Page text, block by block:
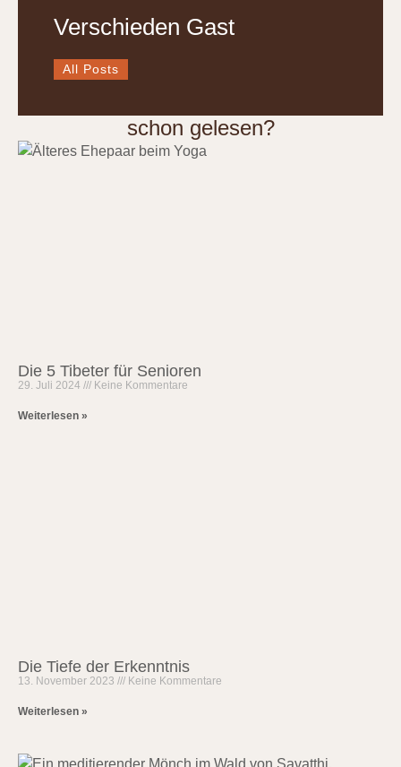
Verschieden Gast
All Posts
schon gelesen?
Die 5 Tibeter für Senioren
29. Juli 2024 Keine Kommentare
Weiterlesen »
Die Tiefe der Erkenntnis
13. November 2023 Keine Kommentare
Weiterlesen »